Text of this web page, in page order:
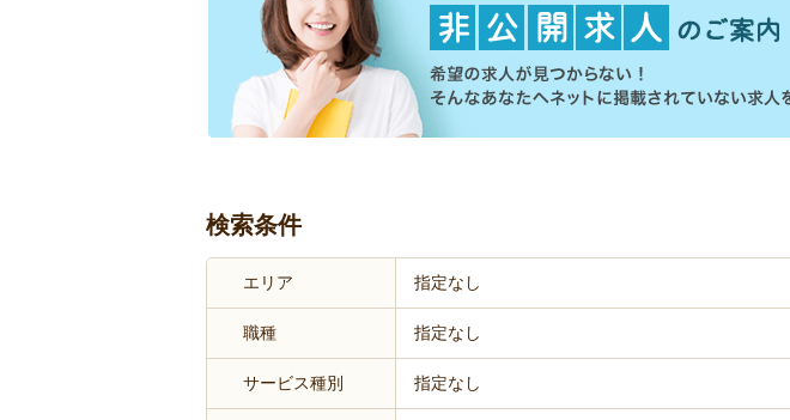
検索条件
エリア 指定なし
職種 指定なし
サービス種別 指定なし